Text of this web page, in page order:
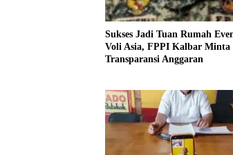
Sukses Jadi Tuan Rumah
Voli Asia, FPPI Kalbar Minta
Transparansi Anggaran